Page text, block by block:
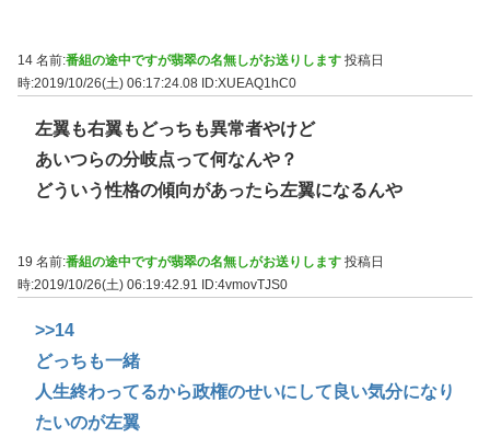
14 名前:番組の途中ですが翡翠の名無しがお送りします 投稿日
時:2019/10/26(土) 06:17:24.08 ID:XUEAQ1hC0
左翼も右翼もどっちも異常者やけど
あいつらの分岐点って何なんや？
どういう性格の傾向があったら左翼になるんや
19 名前:番組の途中ですが翡翠の名無しがお送りします 投稿日
時:2019/10/26(土) 06:19:42.91
ID:4vmovTJS0
>>14
どっちも一緒
人生終わってるから政権のせいにして良い気分になり
たいのが左翼